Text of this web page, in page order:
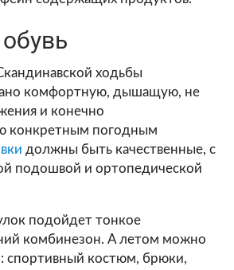
ходьбы
комфортную, дышащую, не
и конечно
конкретным погодным
должны быть качественные, с
подошвой и ортопедической
подойдет тонкое
комбинезон. А летом можно
спортивный костюм, брюки,